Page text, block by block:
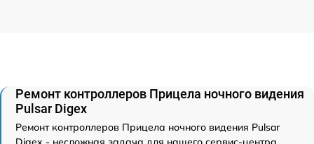
Ремонт контроллеров Прицела ночного видения
Pulsar Digex
Ремонт контроллеров Прицела ночного видения Pulsar